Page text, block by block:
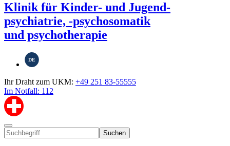
Klinik für Kinder- und Jugend-
psychiatrie, -psychosomatik
und psychotherapie
DE
Ihr Draht zum UKM: +49 251 83-55555
Im Notfall: 112
Suchen